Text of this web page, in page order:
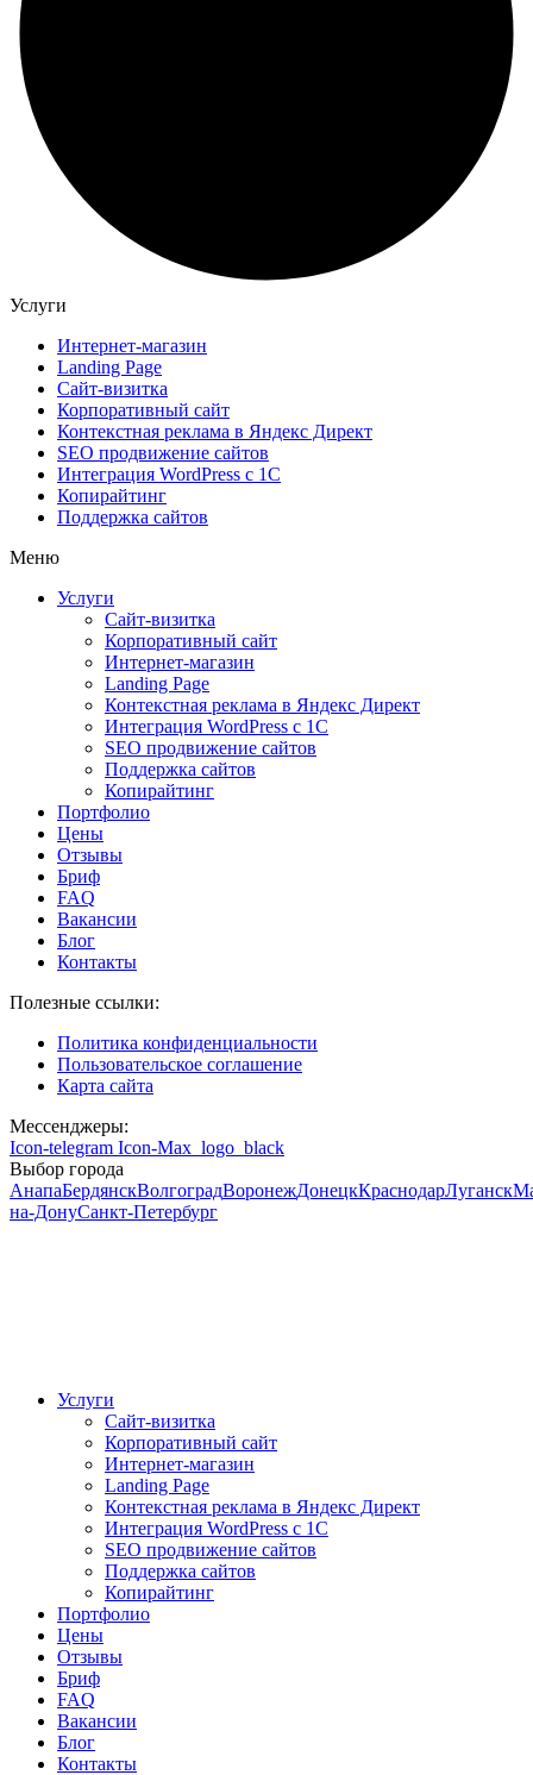
Услуги
Интернет-магазин
Landing Page
Сайт-визитка
Корпоративный сайт
Контекстная реклама в Яндекс Директ
SEO продвижение сайтов
Интеграция WordPress c 1C
Копирайтинг
Поддержка сайтов
Меню
Услуги
Сайт-визитка
Корпоративный сайт
Интернет-магазин
Landing Page
Контекстная реклама в Яндекс Директ
Интеграция WordPress c 1C
SEO продвижение сайтов
Поддержка сайтов
Копирайтинг
Портфолио
Цены
Отзывы
Бриф
FAQ
Вакансии
Блог
Контакты
Полезные ссылки:
Политика конфиденциальности
Пользовательское соглашение
Карта сайта
Мессенджеры:
Icon-telegram Icon-Max_logo_black
Выбор города
АнапаБердянскВолгоградВоронежДонецкКраснодарЛуганск
на-ДонуСанкт-Петербург
Услуги
Сайт-визитка
Корпоративный сайт
Интернет-магазин
Landing Page
Контекстная реклама в Яндекс Директ
Интеграция WordPress c 1C
SEO продвижение сайтов
Поддержка сайтов
Копирайтинг
Портфолио
Цены
Отзывы
Бриф
FAQ
Вакансии
Блог
Контакты